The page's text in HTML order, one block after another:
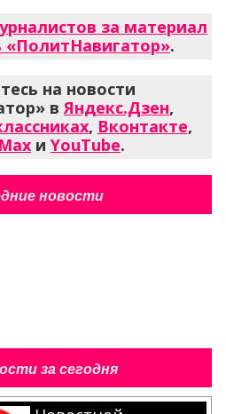
за материал
.
на новости
вЯндекс.Дзен,
, Вконтакте,
Max и YouTube.
новости
за сегодня